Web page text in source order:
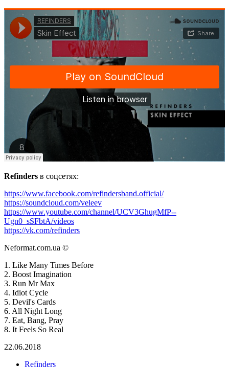
Refinders в соцсетях:
https://www.facebook.com/refindersband.official/
https://soundcloud.com/veleev
https://www.youtube.com/channel/UCV3GhugMfP--
Ugn0_sSFbtA/videos
https://vk.com/refinders
Neformat.com.ua ©
1. Like Many Times Before
2. Boost Imagination
3. Run Mr Max
4. Idiot Cycle
5. Devil's Cards
6. All Night Long
7. Eat, Bang, Pray
8. It Feels So Real
22.06.2018
Refinders